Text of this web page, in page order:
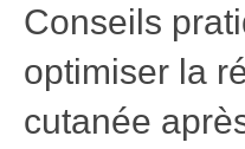
Conseils
optimiser la
cutanée